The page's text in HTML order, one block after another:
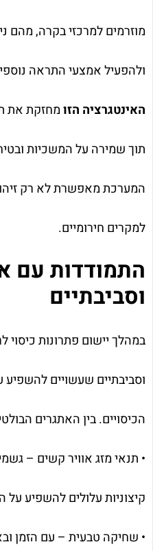
מוזרמים למרכזי בקרה, מהם
ולהפעיל אמצעי התראה
האינטגרציה הזומחזקת את
תוך שמירה על המשכיות
המערכת מאפשרת לא רק
למקרים חירומיים.
התמודדות עם
וסביבתיים
במהלך יישום פתרונות כיסוי
וסביבתיים שעשויים
הכיסויים. בין האתגרים
• תנאי מזג אוויר קשים –
קיצוניות עלולים להשפיע על
• שחיקה טבעית – עם הזמן